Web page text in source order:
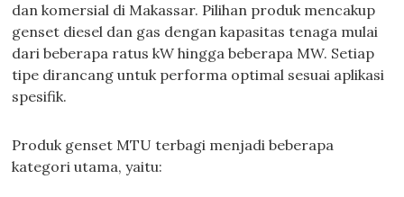
dan komersial di Makassar. Pilihan produk mencakup
genset diesel dan gas dengan kapasitas tenaga mulai
dari beberapa ratus kW hingga beberapa MW. Setiap
tipe dirancang untuk performa optimal sesuai aplikasi
spesifik.
Produk genset MTU terbagi menjadi beberapa
kategori utama, yaitu: